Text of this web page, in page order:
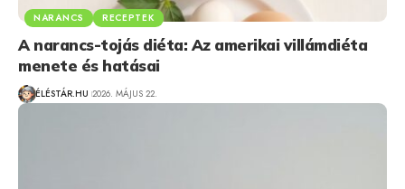
NARANCS RECEPTEK
A narancs-tojás diéta: Az amerikai villámdiéta
menete és hatásai
ÉLÉSTÁR.HU 2026. MÁJUS 22.